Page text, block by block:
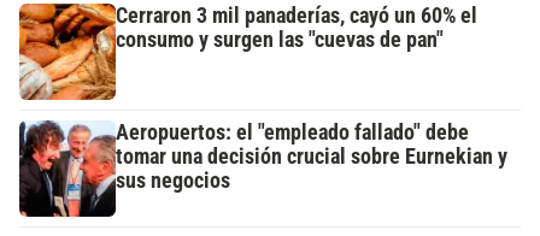
Cerraron 3 mil panaderías, cayó un 60% el
consumo y surgen las "cuevas de pan"
Aeropuertos: el "empleado fallado" debe
tomar una decisión crucial sobre Eurnekian y
sus negocios